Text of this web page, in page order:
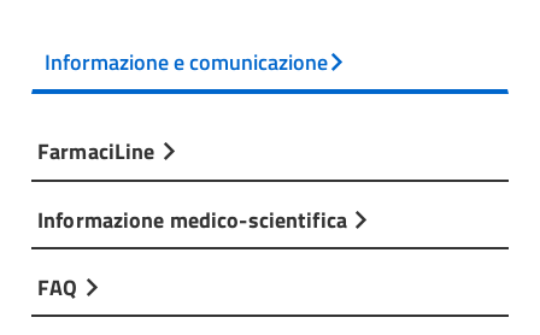
Informazione e comunicazione
FarmaciLine
Informazione medico-scientifica
FAQ